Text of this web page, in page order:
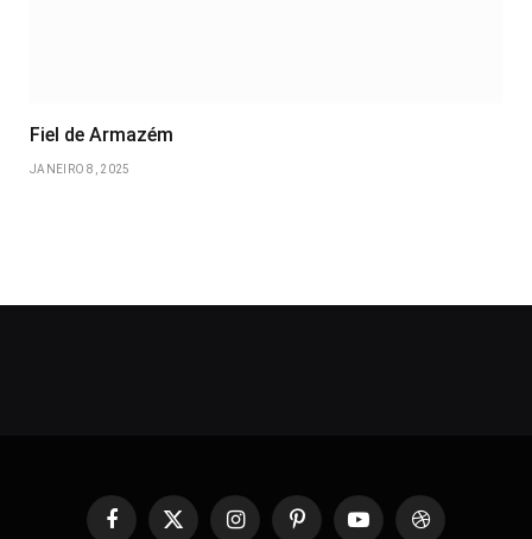
Fiel de Armazém
JANEIRO 8, 2025
FacebookX InstagramPinterestYouTubeDribbble